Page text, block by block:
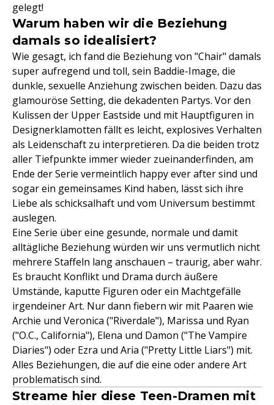
gelegt!
Warum haben wir die Beziehung
damals so idealisiert?
Wie gesagt, ich fand die Beziehung von "Chair" damals
super aufregend und toll, sein Baddie-Image, die
dunkle, sexuelle Anziehung zwischen beiden. Dazu das
glamouröse Setting, die dekadenten Partys. Vor den
Kulissen der Upper Eastside und mit Hauptfiguren in
Designerklamotten fällt es leicht, explosives Verhalten
als Leidenschaft zu interpretieren. Da die beiden trotz
aller Tiefpunkte immer wieder zueinanderfinden, am
Ende der Serie vermeintlich happy ever after sind und
sogar ein gemeinsames Kind haben, lässt sich ihre
Liebe als schicksalhaft und vom Universum bestimmt
auslegen.
Eine Serie über eine gesunde, normale und damit
alltägliche Beziehung würden wir uns vermutlich nicht
mehrere Staffeln lang anschauen – traurig, aber wahr.
Es braucht Konflikt und Drama durch äußere
Umstände, kaputte Figuren oder ein Machtgefälle
irgendeiner Art. Nur dann fiebern wir mit Paaren wie
Archie und Veronica ("Riverdale"), Marissa und Ryan
("O.C., California"), Elena und Damon ("The Vampire
Diaries") oder Ezra und Aria ("Pretty Little Liars") mit.
Alles Beziehungen, die auf die eine oder andere Art
problematisch sind.
Streame hier diese Teen-Dramen mit